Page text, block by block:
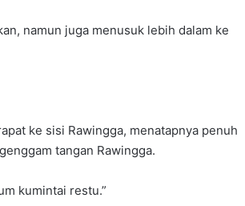
namun juga menusuk lebih dalam ke
ke sisi Rawingga, menatapnya penuh
tangan Rawingga.
kumintai restu.”